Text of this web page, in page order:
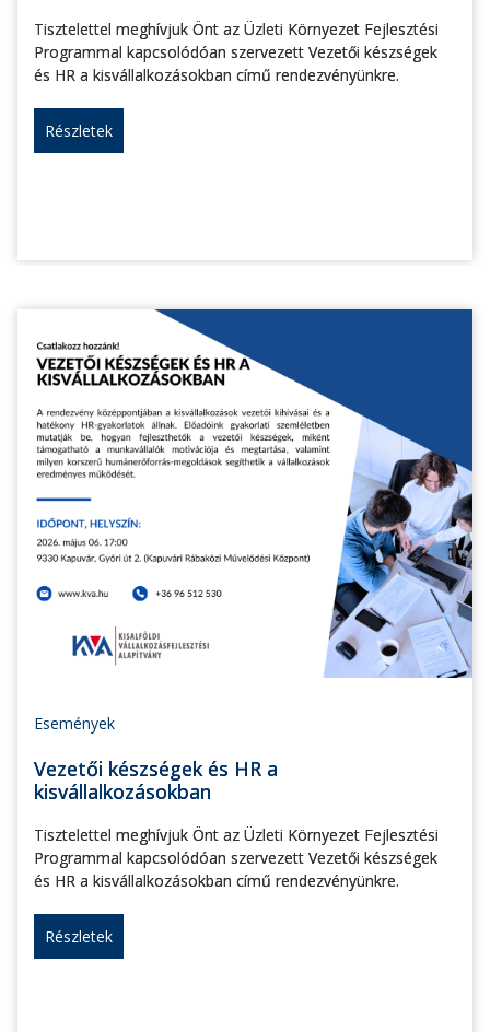
Tisztelettel meghívjuk Önt az Üzleti Környezet Fejlesztési
Programmal kapcsolódóan szervezett Vezetői készségek
és HR a kisvállalkozásokban című rendezvényünkre.
Részletek
Események
Vezetői készségek és HR a
kisvállalkozásokban
Tisztelettel meghívjuk Önt az Üzleti Környezet Fejlesztési
Programmal kapcsolódóan szervezett Vezetői készségek
és HR a kisvállalkozásokban című rendezvényünkre.
Részletek